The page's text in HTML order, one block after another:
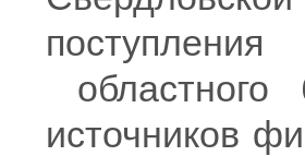
источников